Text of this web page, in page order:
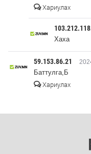
Хариулах
Хаха
59.153.86.21
Баттулга,Б
Хариулах